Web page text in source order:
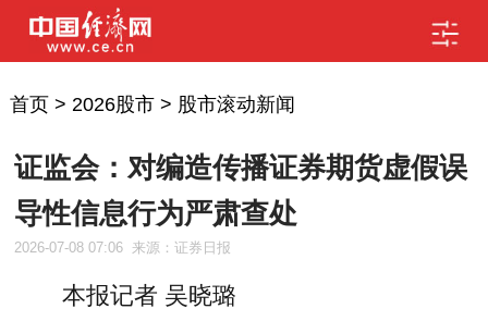
首页> 2026股市> 股市滚动新闻
证监会：对编造传播证券期货虚假误
导性信息行为严肃查处
2026-07-08 07:06 来源：证券日报
本报记者 吴晓璐